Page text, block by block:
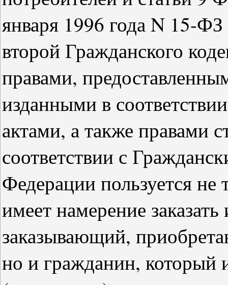
января 1996 года N 15-
второй Гражданского
правами,
изданными в
актами, а также правами
соответствии с
Федерации пользуется
имеет намерение
заказывающий,
но и гражданин, который